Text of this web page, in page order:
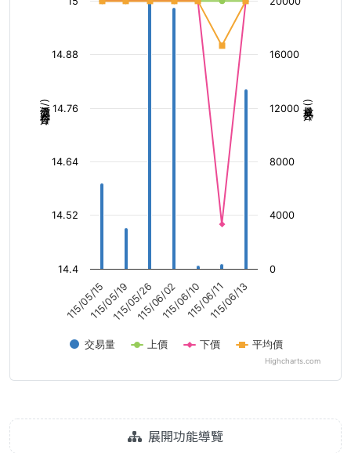
115/05/15115/05/19115/05/26115/06/02115/06/10115/06/11115/06/13
0
4000
8000
12000
16000
14.4
14.52
14.64
14.76
14.88
交易量 上價 下價 平均價
Highcharts.com
成交量(公斤)
成交價(元/每公斤)
展開功能導覽